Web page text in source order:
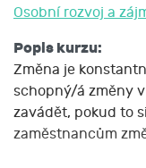
Osobní rozvoj a
Popis kurzu:
Změna je
schopný/á změny
zavádět, pokud to
zaměstnancům